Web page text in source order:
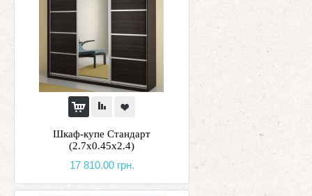
Шкаф-купе Стандарт
(2.7х0.45х2.4)
17 810.00 грн.